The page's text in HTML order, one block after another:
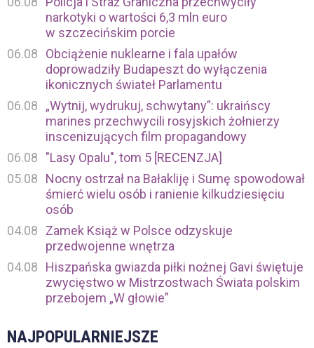
narkotyki o wartości 6,3 mln euro
w szczecińskim porcie
06.08
Obciążenie nuklearne i fala upałów
doprowadziły Budapeszt do wyłączenia
ikonicznych świateł Parlamentu
06.08
„Wytnij, wydrukuj, schwytany”: ukraińscy
marines przechwycili rosyjskich żołnierzy
inscenizujących film propagandowy
06.08
"Lasy Opalu", tom 5 [RECENZJA]
05.08
Nocny ostrzał na Bałakliję i Sumę spowodował
śmierć wielu osób i ranienie kilkudziesięciu
osób
04.08
Zamek Książ w Polsce odzyskuje
przedwojenne wnętrza
04.08
Hiszpańska gwiazda piłki nożnej Gavi świętuje
zwycięstwo w Mistrzostwach Świata polskim
przebojem „W głowie”
NAJPOPULARNIEJSZE